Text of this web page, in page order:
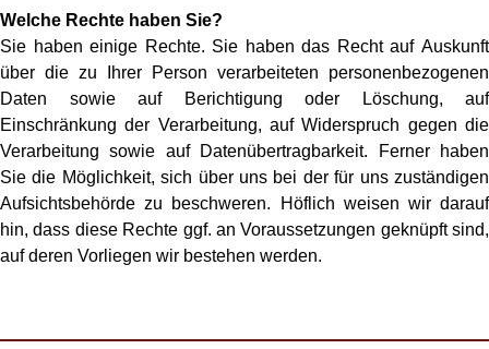
Welche Rechte haben Sie?
Sie haben einige Rechte. Sie haben das Recht auf Auskunft
über die zu Ihrer Person verarbeiteten personenbezogenen
Daten sowie auf Berichtigung oder Löschung, auf
Einschränkung der Verarbeitung, auf Widerspruch gegen die
Verarbeitung sowie auf Datenübertragbarkeit. Ferner haben
Sie die Möglichkeit, sich über uns bei der für uns zuständigen
Aufsichtsbehörde zu beschweren. Höflich weisen wir darauf
hin, dass diese Rechte ggf. an Voraussetzungen geknüpft sind,
auf deren Vorliegen wir bestehen werden.